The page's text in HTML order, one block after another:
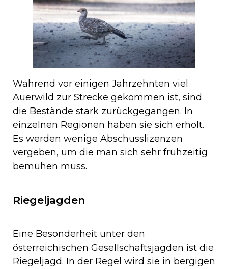
Während vor einigen Jahrzehnten viel
Auerwild zur Strecke gekommen ist, sind
die Bestände stark zurückgegangen. In
einzelnen Regionen haben sie sich erholt.
Es werden wenige Abschusslizenzen
vergeben, um die man sich sehr frühzeitig
bemühen muss.
Riegeljagden
Eine Besonderheit unter den
österreichischen Gesellschaftsjagden ist die
Riegeljagd. In der Regel wird sie in bergigen